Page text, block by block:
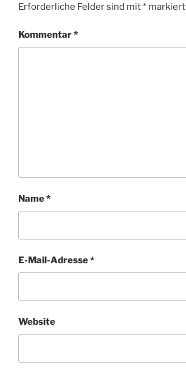
Erforderliche Felder sind mit* markiert
Kommentar*
Name*
E-Mail-Adresse*
Website